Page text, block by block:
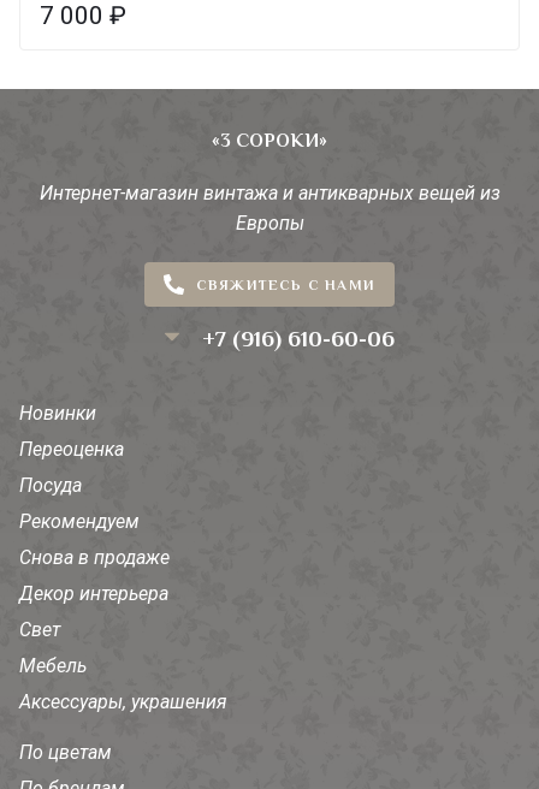
7 000 ₽
«3 СОРОКИ»
Интернет-магазин винтажа и антикварных вещей из
Европы
СВЯЖИТЕСЬ С НАМИ
+7 (916) 610-60-06
Новинки
Переоценка
Посуда
Рекомендуем
Снова в продаже
Декор интерьера
Свет
Мебель
Аксессуары, украшения
По цветам